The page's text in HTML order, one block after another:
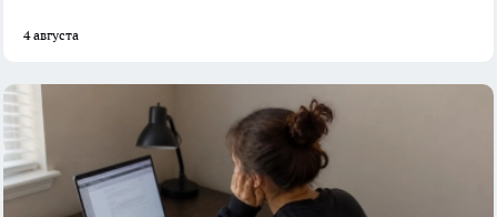
4 августа